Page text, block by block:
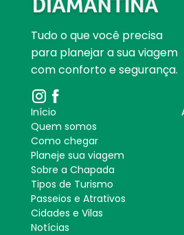
Tudo o que você precisa
para planejar a sua viagem
com conforto e segurança.
Início
Quem somos
Como chegar
Planeje sua viagem
Sobre a Chapada
Tipos de Turismo
Passeios e Atrativos
Cidades e Vilas
Notícias